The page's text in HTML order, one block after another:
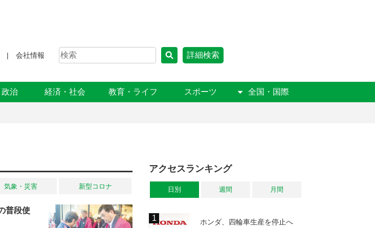
会社情報 詳細検索
治 経済・社会 教育・ライフ スポーツ 全国・国際
気象・災害 新型コロナ
普段使
アクセスランキング
日別 週間 月間
ホンダ、四輪車生産を停止へ